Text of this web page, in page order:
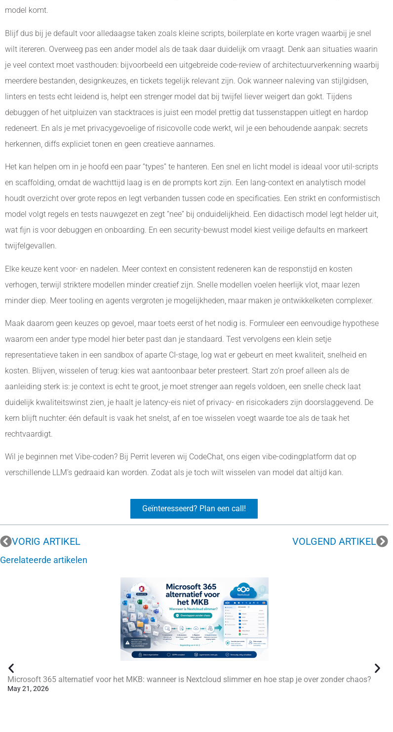
model komt.
Blijf dus bij je default voor alledaagse taken zoals kleine scripts, boilerplate en korte vragen waarbij je snel
wilt itereren. Overweeg pas een ander model als de taak daar duidelijk om vraagt. Denk aan situaties waarin
je veel context moet vasthouden: bijvoorbeeld een uitgebreide code-review of architectuurverkenning waarbij
meerdere bestanden, designkeuzes, en tickets tegelijk relevant zijn. Ook wanneer naleving van stijlgidsen,
linters en tests echt leidend is, helpt een strenger model dat bij twijfel liever weigert dan gokt. Tijdens
debuggen of het uitpluizen van stacktraces is juist een model prettig dat tussenstappen uitlegt en hardop
redeneert. En als je met privacygevoelige of risicovolle code werkt, wil je een behoudende aanpak: secrets
herkennen, diffs expliciet tonen en geen creatieve aannames.
Het kan helpen om in je hoofd een paar “types” te hanteren. Een snel en licht model is ideaal voor util-scripts
en scaffolding, omdat de wachttijd laag is en de prompts kort zijn. Een lang-context en analytisch model
houdt overzicht over grote repos en legt verbanden tussen code en specificaties. Een strikt en conformistisch
model volgt regels en tests nauwgezet en zegt “nee” bij onduidelijkheid. Een didactisch model legt helder uit,
wat fijn is voor debuggen en onboarding. En een security-bewust model kiest veilige defaults en markeert
twijfelgevallen.
Elke keuze kent voor- en nadelen. Meer context en consistent redeneren kan de responstijd en kosten
verhogen, terwijl striktere modellen minder creatief zijn. Snelle modellen voelen heerlijk vlot, maar lezen
minder diep. Meer tooling en agents vergroten je mogelijkheden, maar maken je ontwikkelketen complexer.
Maak daarom geen keuzes op gevoel, maar toets eerst of het nodig is. Formuleer een eenvoudige hypothese
waarom een ander type model hier beter past dan je standaard. Test vervolgens een klein setje
representatieve taken in een sandbox of aparte CI-stage, log wat er gebeurt en meet kwaliteit, snelheid en
kosten. Blijven, wisselen of terug: kies wat aantoonbaar beter presteert. Start zo’n proef alleen als de
aanleiding sterk is: je context is echt te groot, je moet strenger aan regels voldoen, een snelle check laat
duidelijk kwaliteitswinst zien, je haalt je latency-eis niet of privacy- en risicokaders zijn doorslaggevend. De
kern blijft nuchter: één default is vaak het snelst, af en toe wisselen voegt waarde toe als de taak het
rechtvaardigt.
Wil je beginnen met Vibe-coden? Bij Perrit leveren wij CodeChat, ons eigen vibe-codingplatform dat op
verschillende LLM’s gedraaid kan worden. Zodat als je toch wilt wisselen van model dat altijd kan.
Geïnteresseerd? Plan een call!
VORIG ARTIKEL VOLGEND ARTIKEL
Gerelateerde artikelen
Microsoft 365 alternatief voor het MKB: wanneer is Nextcloud slimmer en hoe stap je over zonder chaos?
May 21, 2026